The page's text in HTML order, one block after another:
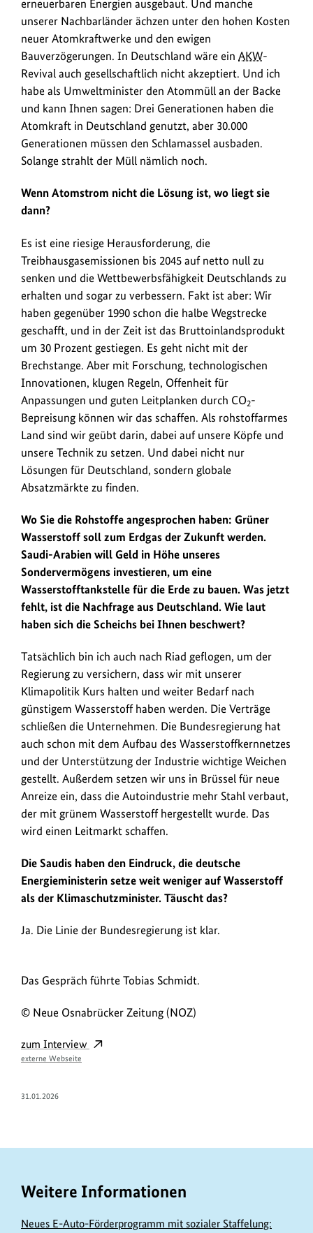
erneuerbaren Energien ausgebaut. Und manche
unserer Nachbarländer ächzen unter den hohen Kosten
neuer Atomkraftwerke und den ewigen
Bauverzögerungen. In Deutschland wäre ein AKW-
Revival auch gesellschaftlich nicht akzeptiert. Und ich
habe als Umweltminister den Atommüll an der Backe
und kann Ihnen sagen: Drei Generationen haben die
Atomkraft in Deutschland genutzt, aber 30.000
Generationen müssen den Schlamassel ausbaden.
Solange strahlt der Müll nämlich noch.
Wenn Atomstrom nicht die Lösung ist, wo liegt sie
dann?
Es ist eine riesige Herausforderung, die
Treibhausgasemissionen bis 2045 auf netto null zu
senken und die Wettbewerbsfähigkeit Deutschlands zu
erhalten und sogar zu verbessern. Fakt ist aber: Wir
haben gegenüber 1990 schon die halbe Wegstrecke
geschafft, und in der Zeit ist das Bruttoinlandsprodukt
um 30 Prozent gestiegen. Es geht nicht mit der
Brechstange. Aber mit Forschung, technologischen
Innovationen, klugen Regeln, Offenheit für
Anpassungen und guten Leitplanken durch CO2-
Bepreisung können wir das schaffen. Als rohstoffarmes
Land sind wir geübt darin, dabei auf unsere Köpfe und
unsere Technik zu setzen. Und dabei nicht nur
Lösungen für Deutschland, sondern globale
Absatzmärkte zu finden.
Wo Sie die Rohstoffe angesprochen haben: Grüner
Wasserstoff soll zum Erdgas der Zukunft werden.
Saudi-Arabien will Geld in Höhe unseres
Sondervermögens investieren, um eine
Wasserstofftankstelle für die Erde zu bauen. Was jetzt
fehlt, ist die Nachfrage aus Deutschland. Wie laut
haben sich die Scheichs bei Ihnen beschwert?
Tatsächlich bin ich auch nach Riad geflogen, um der
Regierung zu versichern, dass wir mit unserer
Klimapolitik Kurs halten und weiter Bedarf nach
günstigem Wasserstoff haben werden. Die Verträge
schließen die Unternehmen. Die Bundesregierung hat
auch schon mit dem Aufbau des Wasserstoffkernnetzes
und der Unterstützung der Industrie wichtige Weichen
gestellt. Außerdem setzen wir uns in Brüssel für neue
Anreize ein, dass die Autoindustrie mehr Stahl verbaut,
der mit grünem Wasserstoff hergestellt wurde. Das
wird einen Leitmarkt schaffen.
Die Saudis haben den Eindruck, die deutsche
Energieministerin setze weit weniger auf Wasserstoff
als der Klimaschutzminister. Täuscht das?
Ja. Die Linie der Bundesregierung ist klar.
Das Gespräch führte Tobias Schmidt.
© Neue Osnabrücker Zeitung (NOZ)
L
i
zum Interview
externe Webseite
31.01.2026
Weitere Informationen
Neues E-Auto-Förderprogramm mit sozialer Staffelung: